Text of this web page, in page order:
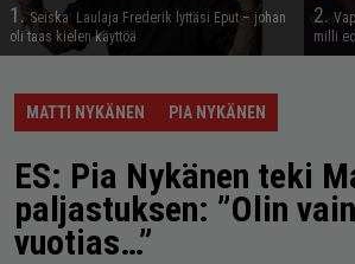
1. Seiska: Laulaja Frederik lyttäsi Eput – johan
oli taas kielen käyttöä
2.
milli
MATTI NYKÄNEN PIA NYKÄNEN
ES: Pia Nykänen teki
paljastuksen: ”Olin
vuotias…”